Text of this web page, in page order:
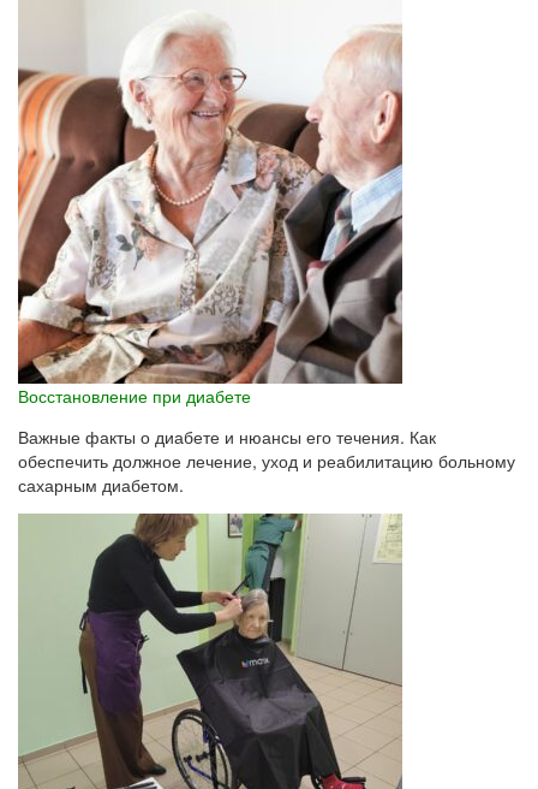
Восстановление при диабете
Важные факты о диабете и нюансы его течения. Как
обеспечить должное лечение, уход и реабилитацию больному
сахарным диабетом.